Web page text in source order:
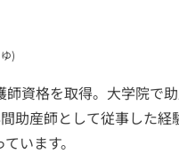
)
資格を取得。大学院で
助産師として従事した
います。